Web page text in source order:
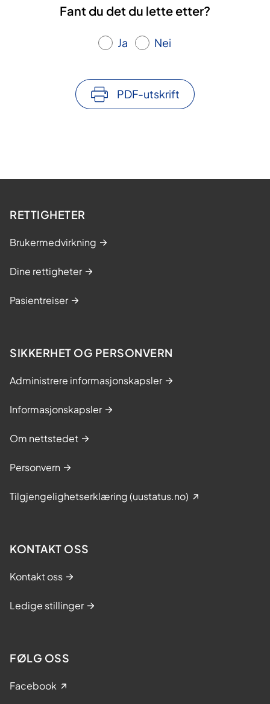
Fant du det du lette etter?
Ja Nei
PDF-utskrift
RETTIGHETER
Brukermedvirkning
Dine rettigheter
Pasientreiser
SIKKERHET OG PERSONVERN
Administrere informasjonskapsler
Informasjonskapsler
Om nettstedet
Personvern
Tilgjengelighetserklæring (uustatus.no)
KONTAKT OSS
Kontakt oss
Ledige stillinger
FØLG OSS
Facebook